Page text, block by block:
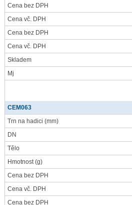
Cena bez DPH
Cena vč. DPH
Cena bez DPH
Cena vč. DPH
Skladem
Mj
CEM063
Trn na hadici (mm)
DN
Tělo
Hmotnost(g)
Cena bez DPH
Cena vč. DPH
Cena bez DPH